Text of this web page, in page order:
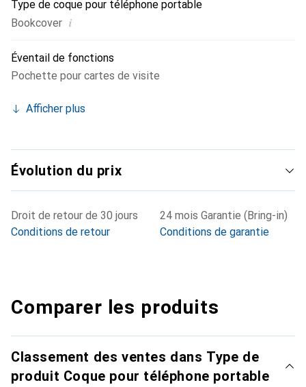
Type de coque pour téléphone portable
Bookcover i
Éventail de fonctions
Pochette pour cartes de visite
Afficher plus
Évolution du prix
Droit de retour de 30 jours
Conditions de retour
24 mois Garantie (Bring-in)
Conditions de garantie
Comparer les produits
Classement des ventes dans Type de
produit Coque pour téléphone portable